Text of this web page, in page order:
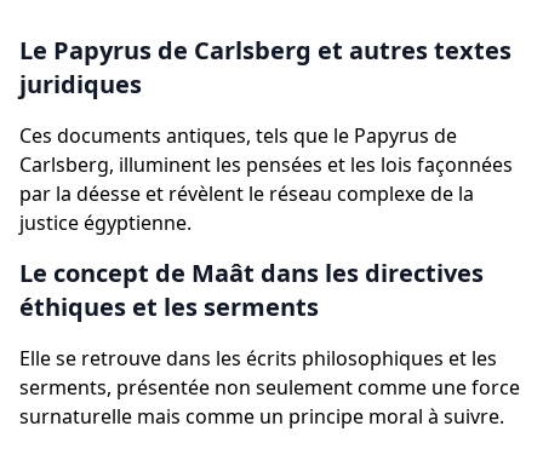
Le Papyrus de Carlsberg et autres textes
juridiques
Ces documents antiques, tels que le Papyrus de
Carlsberg, illuminent les pensées et les lois façonnées
par la déesse et révèlent le réseau complexe de la
justice égyptienne.
Le concept de Maât dans les directives
éthiques et les serments
Elle se retrouve dans les écrits philosophiques et les
serments, présentée non seulement comme une force
surnaturelle mais comme un principe moral à suivre.